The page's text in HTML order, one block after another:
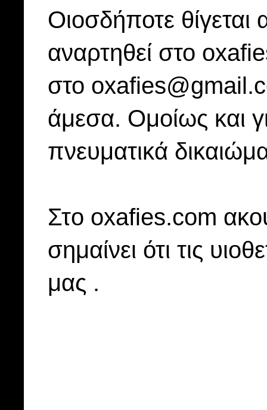
Οιοσδήποτε
αναρτηθεί στο
στο
άμεσα. Ομοίως και
πνευματικά
Στo oxafies.com
σημαίνει ότι τις
μας .